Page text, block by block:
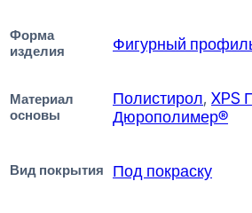
Форма
изделия
Фигурный
Материал
основы
Полистирол, XPS
Дюрополимер®
Вид покрытия Под покраску